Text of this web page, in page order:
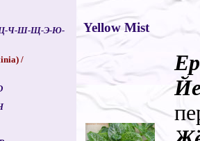
Ц-Ч-Ш-Щ-Э-Ю-
/
Yellow Mist